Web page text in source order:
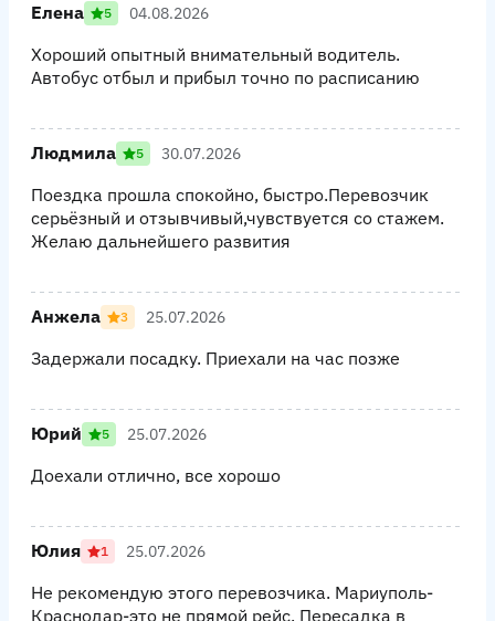
Елена 5 04.08.2026
Хороший опытный внимательный водитель.
Автобус отбыл и прибыл точно по расписанию
Людмила 5 30.07.2026
Поездка прошла спокойно, быстро.Перевозчик
серьёзный и отзывчивый,чувствуется со стажем.
Желаю дальнейшего развития
Анжела 3 25.07.2026
Задержали посадку. Приехали на час позже
Юрий 5 25.07.2026
Доехали отлично, все хорошо
Юлия 1 25.07.2026
Не рекомендую этого перевозчика. Мариуполь-
Краснодар-это не прямой рейс. Пересадка в